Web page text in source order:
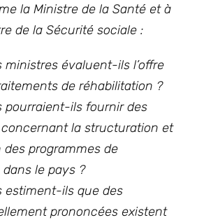
la Ministre de la Santé et à
de la Sécurité sociale :
ministres évaluent-ils l’offre
de réhabilitation ?
pourraient-ils fournir des
la structuration et
des programmes de
le pays ?
estiment-ils que des
prononcées existent